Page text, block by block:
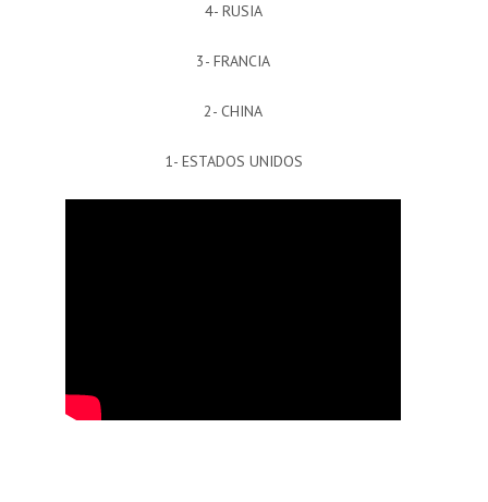
4- RUSIA
3- FRANCIA
2- CHINA
1- ESTADOS UNIDOS